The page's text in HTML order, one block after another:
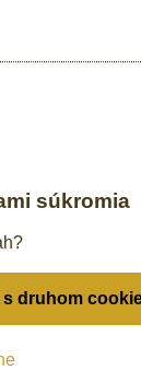
súkromia
druhom